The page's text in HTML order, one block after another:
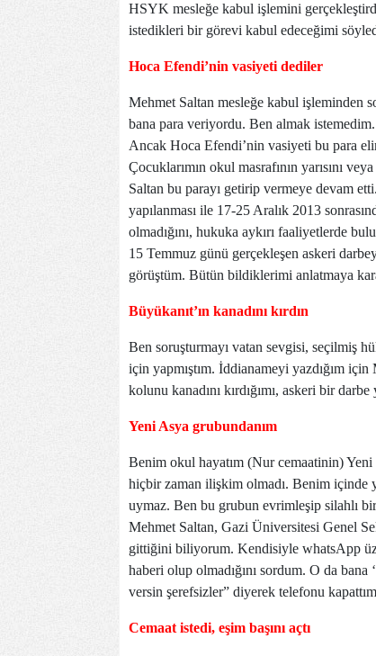
HSYK mesleğe kabul işlemini
istedikleri bir görevi kabul edeceğimi
Hoca Efendi’nin vasiyeti dediler
Mehmet Saltan mesleğe kabul işleminden
bana para veriyordu. Ben almak
Ancak Hoca Efendi’nin vasiyeti bu para
Çocuklarımın okul masrafının yarısını
Saltan bu parayı getirip vermeye devam
yapılanması ile 17-25 Aralık 2013
olmadığını, hukuka aykırı faaliyetlerde
15 Temmuz günü gerçekleşen askeri
görüştüm. Bütün bildiklerimi anlatmaya
Büyükanıt’ın kanadını kırdın
Ben soruşturmayı vatan sevgisi, seçilmiş
için yapmıştım. İddianameyi yazdığım için
kolunu kanadını kırdığımı, askeri bir
Yeni Asya grubundanım
Benim okul hayatım (Nur cemaatinin)
hiçbir zaman ilişkim olmadı. Benim
uymaz. Ben bu grubun evrimleşip silahlı
Mehmet Saltan, Gazi Üniversitesi Genel
gittiğini biliyorum. Kendisiyle whatsApp
haberi olup olmadığını sordum. O da bana
versin şerefsizler” diyerek telefonu
Cemaat istedi, eşim başını açtı